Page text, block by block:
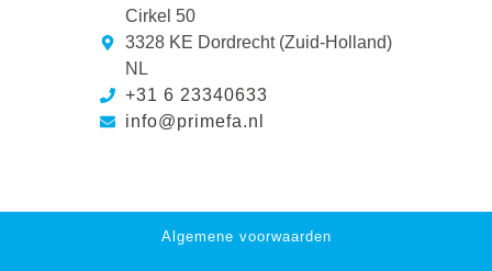
Cirkel 50
3328 KE Dordrecht (Zuid-Holland)
NL
+31 6 23340633
info@primefa.nl
Algemene voorwaarden